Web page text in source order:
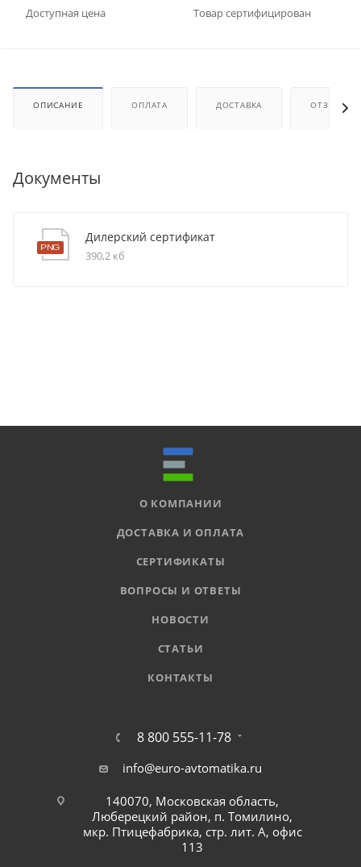
Доступная цена Товар сертифицирован
ОПИСАНИЕ ОПЛАТА ДОСТАВКА ОТЗЫВЫ
Документы
Дилерский сертификат
390,2 кб
О КОМПАНИИ
ДОСТАВКА И ОПЛАТА
СЕРТИФИКАТЫ
ВОПРОСЫ И ОТВЕТЫ
НОВОСТИ
СТАТЬИ
КОНТАКТЫ
8 800 555-11-78
info@euro-avtomatika.ru
140070, Московская область,
Люберецкий район, п. Томилино,
мкр. Птицефабрика, стр. лит. А, офис
113